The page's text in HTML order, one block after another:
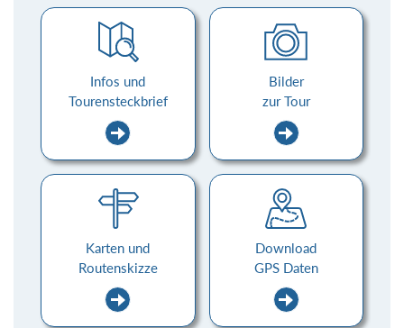
Infos und
Tourensteckbrief
Bilder
zur Tour
Karten und
Routenskizze
Download
GPS Daten